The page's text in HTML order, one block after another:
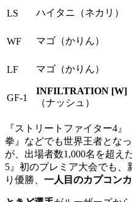
LS ハイタニ（ネカリ）
WF マゴ（かりん）
LF マゴ（かりん）
GF-1
INFILTRATION [W]
（ナッシュ）
『ストリートファイター4
拳』などでも世界王者とな
が、出場者数1,000名を超え
5』初のプレミア大会でも
り優勝、 一人目のカプコン